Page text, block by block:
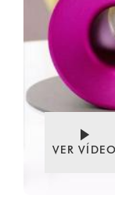
de
vídeo
VER VÍDEO